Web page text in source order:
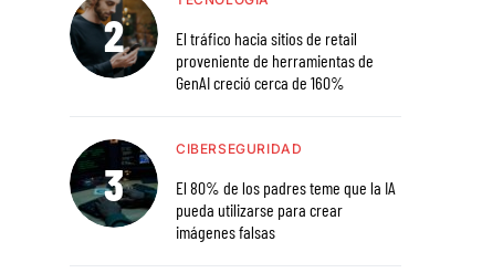
El tráfico hacia sitios de retail
proveniente de herramientas de
GenAI creció cerca de 160%
CIBERSEGURIDAD
El 80% de los padres teme que la IA
pueda utilizarse para crear
imágenes falsas